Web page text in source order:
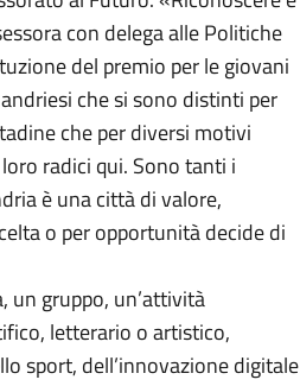
con delega alle Politiche
del premio per le giovani
che si sono distinti per
che per diversi motivi
radici qui. Sono tanti i
è una città di valore,
o per opportunità decide di
un gruppo, un’attività
letterario o artistico,
sport, dell’innovazione digitale